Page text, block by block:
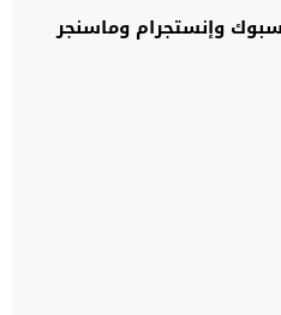
وإنستجرام وماسنجر